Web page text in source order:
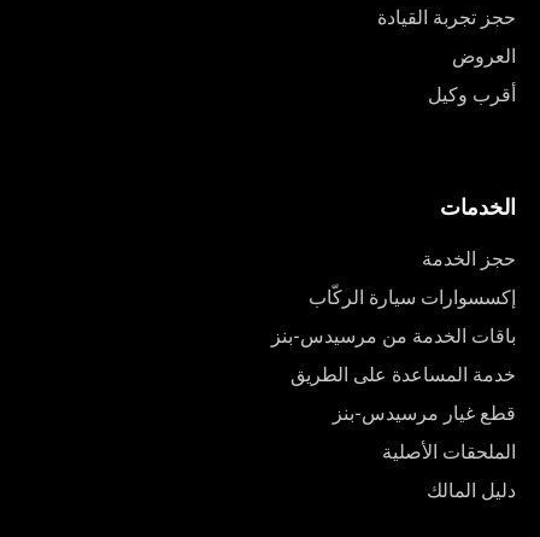
حجز تجربة القيادة
العروض
أقرب وكيل
الخدمات
حجز الخدمة
إكسسوارات سيارة الركّاب
باقات الخدمة من مرسيدس-بنز
خدمة المساعدة على الطريق
قطع غيار مرسيدس-بنز
الملحقات الأصلية
دليل المالك